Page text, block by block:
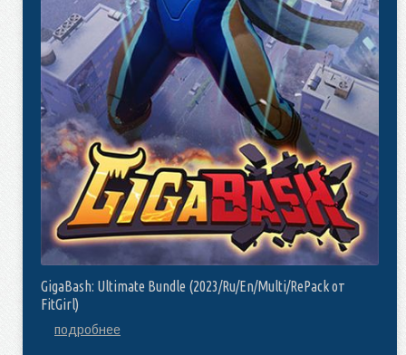
GigaBash: Ultimate Bundle (2023/Ru/En/Multi/RePack от
FitGirl)
подробнее